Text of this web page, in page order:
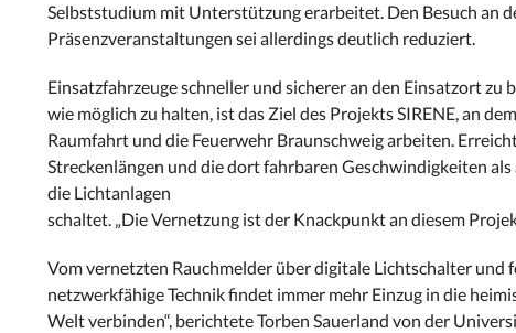
Selbststudium mit Unterstützung erarbeitet. Den Besuch an
Präsenzveranstaltungen sei allerdings deutlich reduziert.
Einsatzfahrzeuge schneller und sicherer an den Einsatzort
wie möglich zu halten, ist das Ziel des Projekts SIRENE, an
Raumfahrt und die Feuerwehr Braunschweig arbeiten.
Streckenlängen und die dort fahrbaren Geschwindigkeiten
die Lichtanlagen
schaltet. „Die Vernetzung ist der Knackpunkt an diesem
Vom vernetzten Rauchmelder über digitale Lichtschalter und
netzwerkfähige Technik findet immer mehr Einzug in die
Welt verbinden“, berichtete Torben Sauerland von der